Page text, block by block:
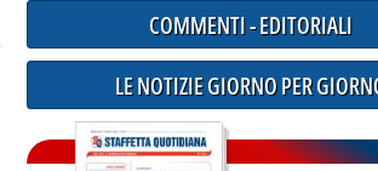
COMMENTI - EDITORIALI
LE NOTIZIE GIORNO PER